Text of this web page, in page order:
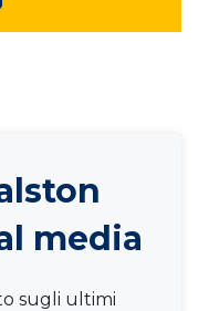
media
sugli ultimi